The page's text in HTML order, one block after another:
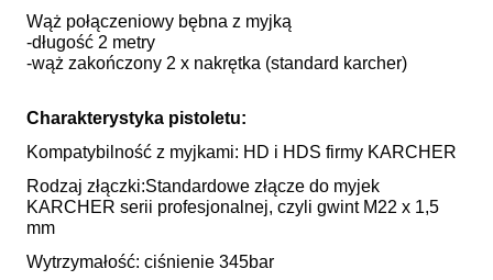
Wąż połączeniowy bębna z myjką
-długość 2 metry
-wąż zakończony 2 x nakrętka (standard karcher)
Charakterystyka pistoletu:
Kompatybilność z myjkami: HD i HDS firmy KARCHER
Rodzaj złączki:Standardowe złącze do myjek
KARCHER serii profesjonalnej, czyli gwint M22 x 1,5
mm
Wytrzymałość: ciśnienie 345bar